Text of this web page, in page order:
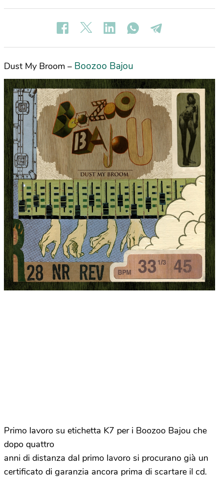
Dust My Broom – Boozoo Bajou
Primo lavoro su etichetta K7 per i Boozoo Bajou che
dopo quattro
anni di distanza dal primo lavoro si procurano già un
certificato di garanzia ancora prima di scartare il cd.